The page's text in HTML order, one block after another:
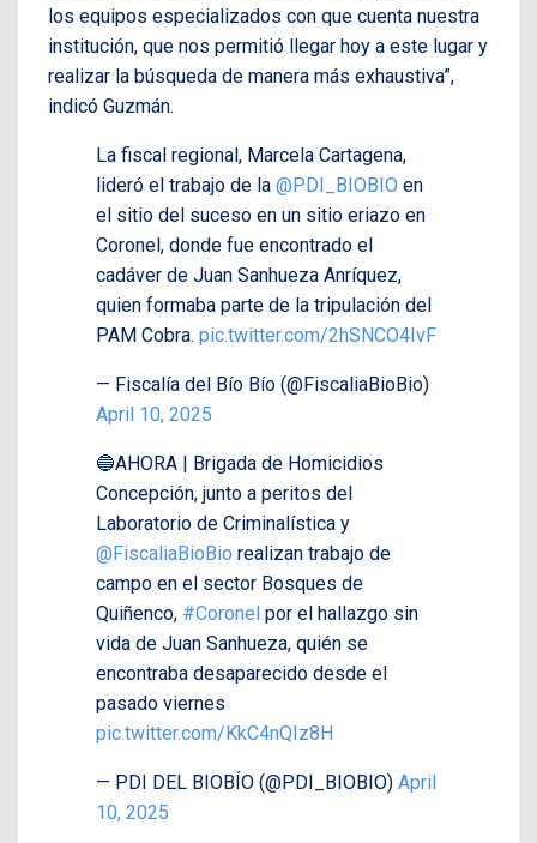
los equipos especializados con que cuenta nuestra
institución, que nos permitió llegar hoy a este lugar y
realizar la búsqueda de manera más exhaustiva”,
indicó Guzmán.
La fiscal regional, Marcela Cartagena,
lideró el trabajo de la @PDI_BIOBIO en
el sitio del suceso en un sitio eriazo en
Coronel, donde fue encontrado el
cadáver de Juan Sanhueza Anríquez,
quien formaba parte de la tripulación del
PAM Cobra. pic.twitter.com/2hSNCO4IvF
— Fiscalía del Bío Bío (@FiscaliaBioBio)
April 10, 2025
🔵AHORA | Brigada de Homicidios
Concepción, junto a peritos del
Laboratorio de Criminalística y
@FiscaliaBioBio realizan trabajo de
campo en el sector Bosques de
Quiñenco, #Coronel por el hallazgo sin
vida de Juan Sanhueza, quién se
encontraba desaparecido desde el
pasado viernes
pic.twitter.com/KkC4nQIz8H
— PDI DEL BIOBÍO (@PDI_BIOBIO) April
10, 2025